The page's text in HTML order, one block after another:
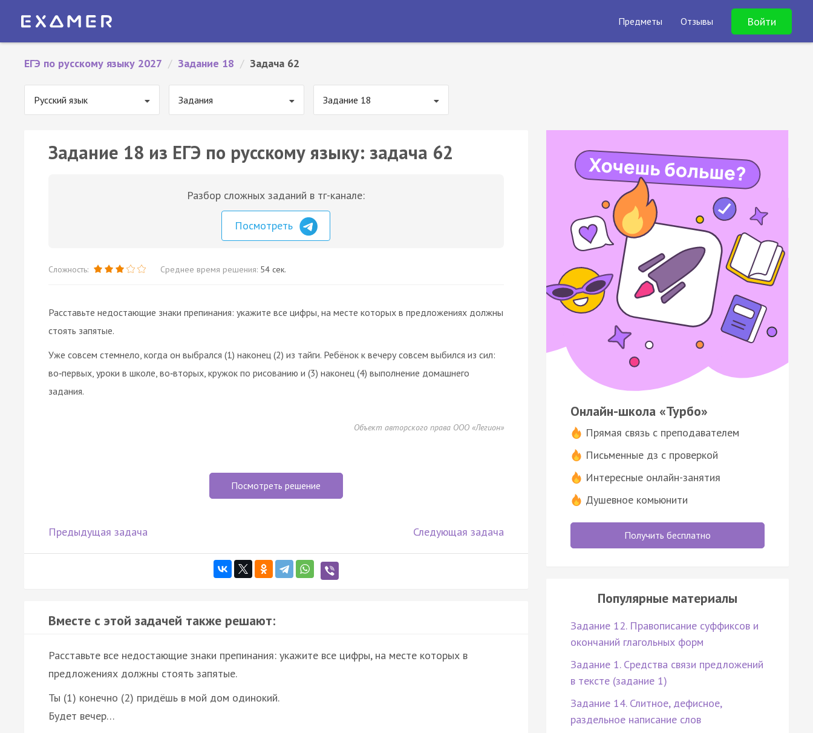
Предметы Отзывы Войти
ЕГЭ по русскому языку 2027 / Задание 18 / Задача 62
Русский язык Задания Задание 18
Задание 18 из ЕГЭ по русскому языку: задача 62
Разбор сложных заданий в тг-канале:
Посмотреть
Сложность: Среднее время решения: 54 сек.
Расставьте недостающие знаки препинания: укажите все цифры, на месте которых в предложениях должны
стоять запятые.
Уже совсем стемнело, когда он выбрался (1) наконец (2) из тайги. Ребёнок к вечеру совсем выбился из сил:
во‑первых, уроки в школе, во‑вторых, кружок по рисованию и (3) наконец (4) выполнение домашнего
задания.
Объект авторского права ООО «Легион»
Посмотреть решение
Предыдущая задача Следующая задача
Вместе с этой задачей также решают:
Расставьте все недостающие знаки препинания: укажите все цифры, на месте которых в
предложениях должны стоять запятые.
Ты (1) конечно (2) придёшь в мой дом одинокий.
Будет вечер…
Онлайн-школа «Турбо»
Прямая связь с преподавателем
Письменные дз с проверкой
Интересные онлайн-занятия
Душевное комьюнити
Получить бесплатно
Популярные материалы
Задание 12. Правописание суффиксов и
окончаний глагольных форм
Задание 1. Средства связи предложений
в тексте (задание 1)
Задание 14. Слитное, дефисное,
раздельное написание слов